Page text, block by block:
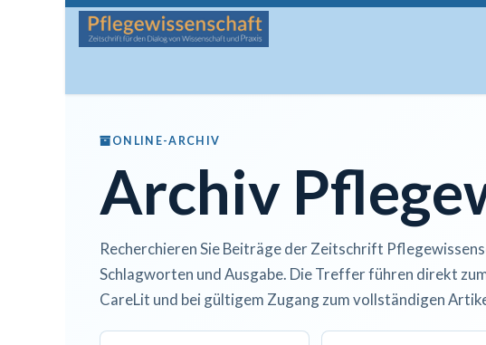
Zum Inhalt springen
ONLINE-ARCHIV
Archiv
Recherchieren Sie Beiträge der Zeitschrift
Schlagworten und Ausgabe. Die Treffer führen direkt
CareLit und bei gültigem Zugang zum vollständigen